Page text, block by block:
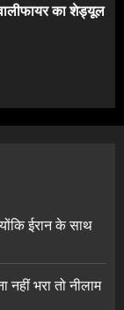
का शेड्यूल
ईरान के साथ
नहीं भरा तो नीलाम